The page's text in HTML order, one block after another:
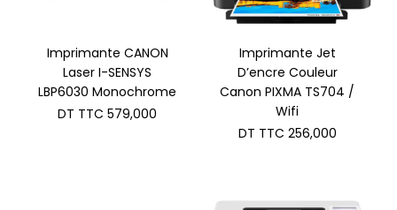
Imprimante CANON
Laser I-SENSYS
LBP6030 Monochrome
DT TTC 579,000
Imprimante Jet
D’encre Couleur
Canon PIXMA TS704 /
Wifi
DT TTC 256,000